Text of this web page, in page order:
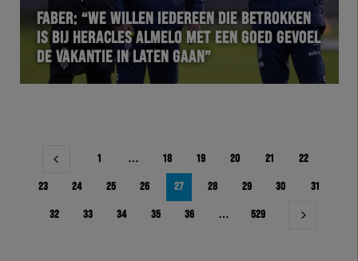
FABER: “WE WILLEN IEDEREEN DIE BETROKKEN
IS BIJ HERACLES ALMELO MET EEN GOED GEVOEL
DE VAKANTIE IN LATEN GAAN”
Berichtnavigatie
1 … 18 19 20 21 22
23 24 25 26 27 28 29 30 31
32 33 34 35 36 … 529